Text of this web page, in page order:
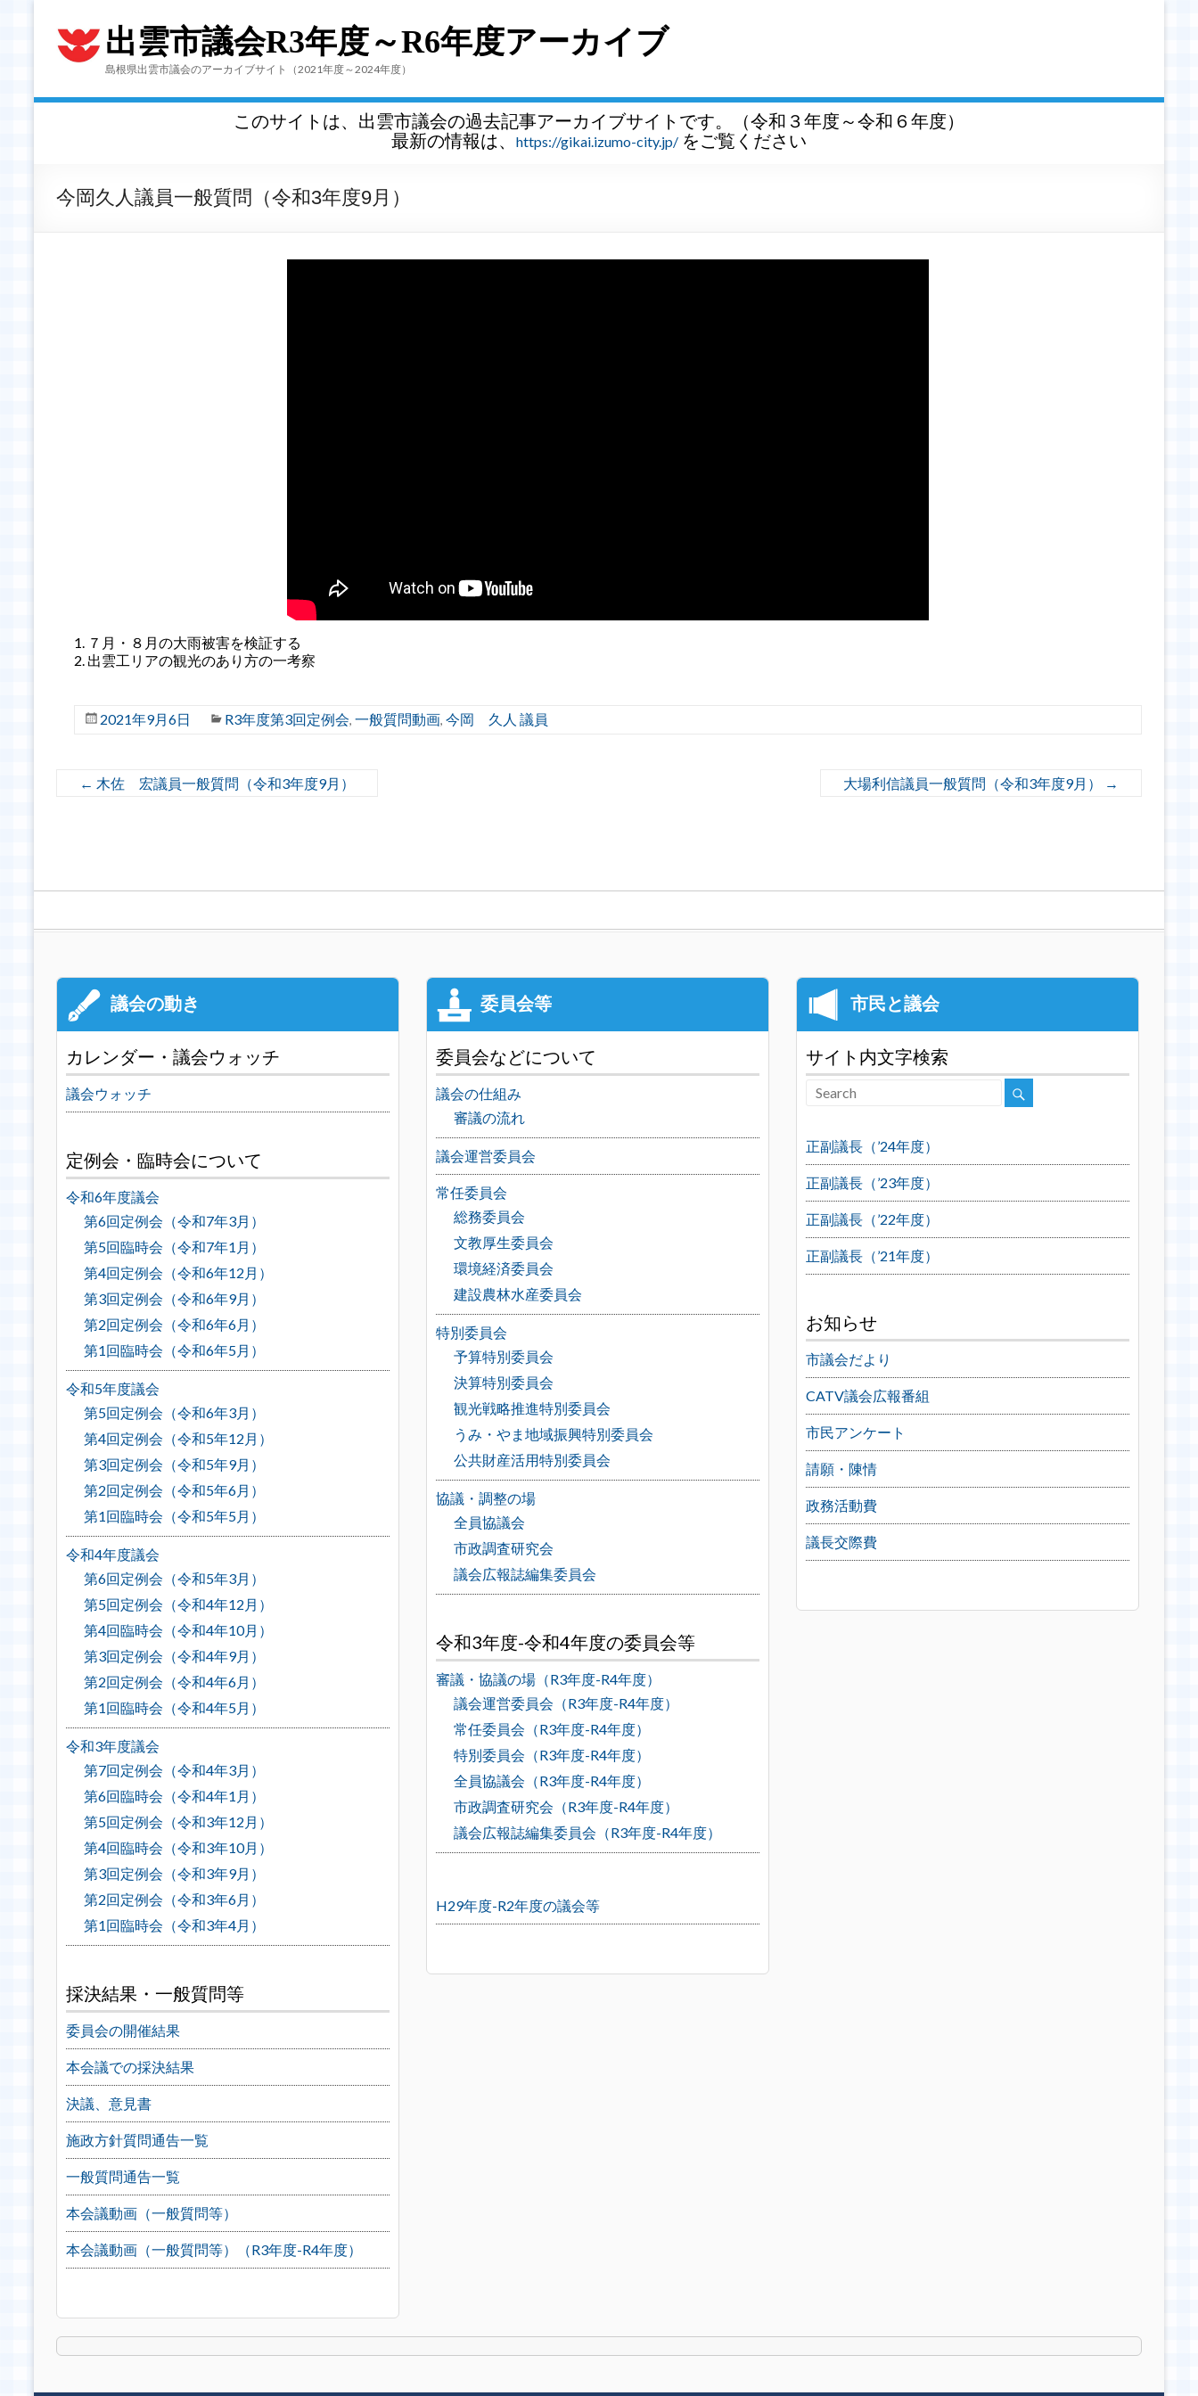
出雲市議会R3年度～R6年度アーカイブ
島根県出雲市議会のアーカイブサイト（2021年度～2024年度）
このサイトは、出雲市議会の過去記事アーカイブサイトです。（令和３年度～令和６年度）
最新の情報は、
https://gikai.izumo-city.jp/ をご覧ください
今岡久人議員一般質問（令和3年度9月）
７月・８月の大雨被害を検証する
出雲工リアの観光のあり方の一考察
2021年9月6日 R3年度第3回定例会, 一般質問動画, 今岡 久人 議員
← 木佐 宏議員一般質問（令和3年度9月） 大場利信議員一般質問（令和3年度9月） →
カレンダー・議会ウォッチ
議会ウォッチ
定例会・臨時会について
令和6年度議会
第6回定例会（令和7年3月）
第5回臨時会（令和7年1月）
第4回定例会（令和6年12月）
第3回定例会（令和6年9月）
第2回定例会（令和6年6月）
第1回臨時会（令和6年5月）
令和5年度議会
第5回定例会（令和6年3月）
第4回定例会（令和5年12月）
第3回定例会（令和5年9月）
第2回定例会（令和5年6月）
第1回臨時会（令和5年5月）
令和4年度議会
第6回定例会（令和5年3月）
第5回定例会（令和4年12月）
第4回臨時会（令和4年10月）
第3回定例会（令和4年9月）
第2回定例会（令和4年6月）
第1回臨時会（令和4年5月）
令和3年度議会
第7回定例会（令和4年3月）
第6回臨時会（令和4年1月）
第5回定例会（令和3年12月）
第4回臨時会（令和3年10月）
第3回定例会（令和3年9月）
第2回定例会（令和3年6月）
第1回臨時会（令和3年4月）
採決結果・一般質問等
委員会の開催結果
本会議での採決結果
決議、意見書
施政方針質問通告一覧
一般質問通告一覧
本会議動画（一般質問等）
本会議動画（一般質問等）（R3年度-R4年度）
委員会などについて
議会の仕組み
審議の流れ
議会運営委員会
常任委員会
総務委員会
文教厚生委員会
環境経済委員会
建設農林水産委員会
特別委員会
予算特別委員会
決算特別委員会
観光戦略推進特別委員会
うみ・やま地域振興特別委員会
公共財産活用特別委員会
協議・調整の場
全員協議会
市政調査研究会
議会広報誌編集委員会
令和3年度-令和4年度の委員会等
審議・協議の場（R3年度-R4年度）
議会運営委員会（R3年度-R4年度）
常任委員会（R3年度-R4年度）
特別委員会（R3年度-R4年度）
全員協議会（R3年度-R4年度）
市政調査研究会（R3年度-R4年度）
議会広報誌編集委員会（R3年度-R4年度）
H29年度-R2年度の議会等
サイト内文字検索
正副議長（’24年度）
正副議長（’23年度）
正副議長（’22年度）
正副議長（’21年度）
お知らせ
市議会だより
CATV議会広報番組
市民アンケート
請願・陳情
政務活動費
議長交際費